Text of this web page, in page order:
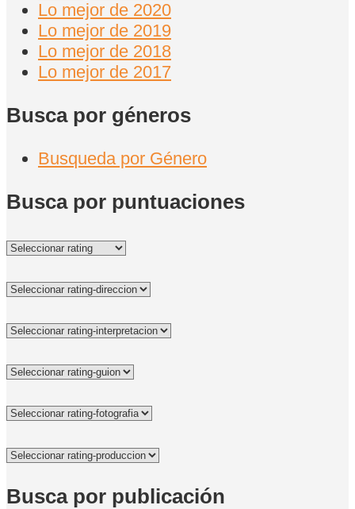
Lo mejor de 2020
Lo mejor de 2019
Lo mejor de 2018
Lo mejor de 2017
Busca por géneros
Busqueda por Género
Busca por puntuaciones
Busca por publicación